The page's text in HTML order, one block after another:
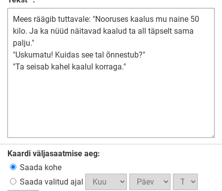
Kaardi väljasaatmise aeg:
Saada kohe
Saada valitud ajal